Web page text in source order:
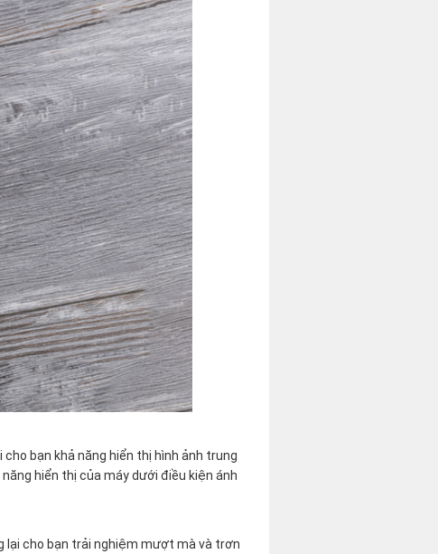
bạn khả năng hiển thị hình ảnh trung
hiển thị của máy dưới điều kiện ánh
lại cho bạn trải nghiệm mượt mà và trơn